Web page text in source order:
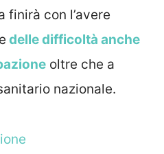
finirà con l’avere
delle difficoltà anche
oltre che a
nazionale.